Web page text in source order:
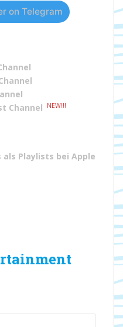
on Telegram
Channel
NEW!!!
als Playlists bei Apple